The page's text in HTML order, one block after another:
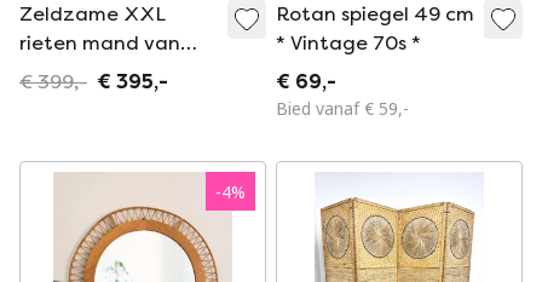
Zeldzame XXL
rieten mand van
Rohé Noordwolde,
€ 399,- € 395,-
Rotan spiegel 49 cm
* Vintage 70s *
€ 69,-
Bied vanaf € 59,-
-4%